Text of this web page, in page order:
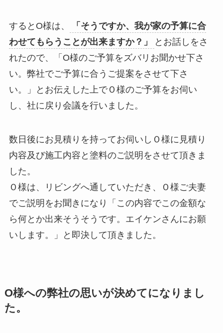
するとO様は、
「そうですか、我が家の予算に合
わせてもらうことが出来ますか？」
とお話しをさ
れたので、「O様のご予算をズバリお聞かせ下さ
い。弊社でご予算に合うご提案をさせて下さ
い。」とお伝えした上でＯ様のご予算をお伺い
し、社に戻り会議を行いました。
数日後にお見積りを持ってお伺いしＯ様に見積り
内容及び施工内容と塗料のご説明をさせて頂きま
した。
Ｏ様は、リビングへ通していただき、Ｏ様ご夫妻
でご説明をお聞きになり「この内容でこの金額な
ら何とか出来そうそうです。エイケンさんにお願
いします。」と即決して頂きました。
O様への弊社の思いが決めてになりまし
た。